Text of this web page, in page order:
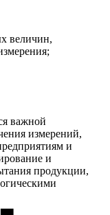
величин,
важной
измерений,
и
и
продукции,